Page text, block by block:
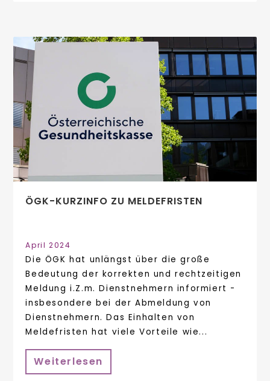
ÖGK-KURZINFO ZU MELDEFRISTEN
April 2024
Die ÖGK hat unlängst über die große
Bedeutung der korrekten und rechtzeitigen
Meldung i.Z.m. Dienstnehmern informiert -
insbesondere bei der Abmeldung von
Dienstnehmern. Das Einhalten von
Meldefristen hat viele Vorteile wie...
Weiterlesen